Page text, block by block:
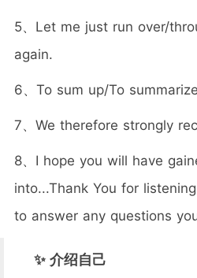
5、Let me just run over/
again.
6、To sum up/To
7、We therefore strongly
8、I hope you will have
into...Thank You for
to answer any questions
✨ 介绍自己